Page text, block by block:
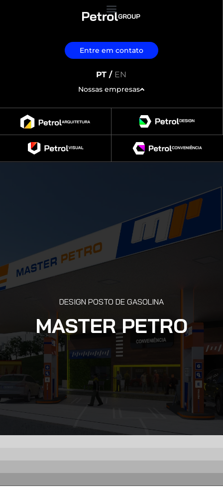
Entre em contato
PT / EN
Nossas empresas
DESIGN POSTO DE GASOLINA
MASTER PETRO